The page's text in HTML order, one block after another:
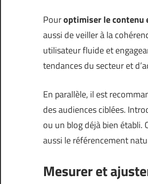
Pouroptimiser le contenu
aussi de veiller à la
utilisateur fluide et
tendances du secteur et
En parallèle, il est
des audiences ciblées.
ou un blog déjà bien établi.
aussi le référencement
Mesurer et